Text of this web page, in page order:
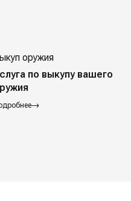
оружия
по выкупу вашего